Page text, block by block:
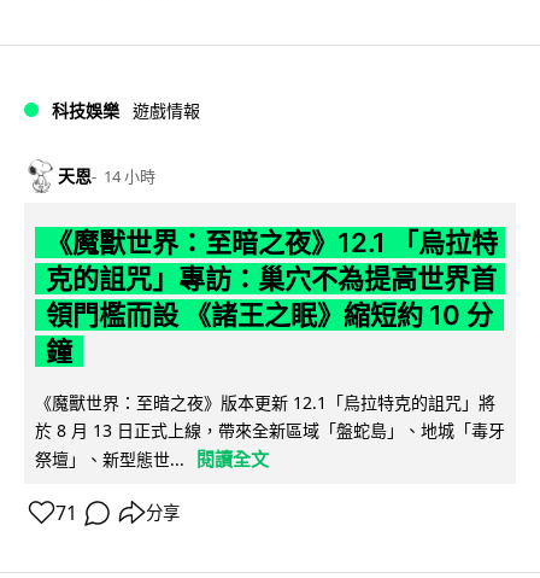
科技娛樂 遊戲情報
天恩 14 小時
《魔獸世界：至暗之夜》12.1 「烏拉特
克的詛咒」專訪：巢穴不為提高世界首
領門檻而設 《諸王之眠》縮短約 10 分
鐘
《魔獸世界：至暗之夜》版本更新 12.1「烏拉特克的詛咒」將
於 8 月 13 日正式上線，帶來全新區域「盤蛇島」、地城「毒牙
祭壇」、新型態世...
閱讀全文
71 分享